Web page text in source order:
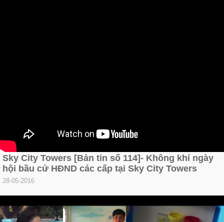
Sky City Towers [Bản tin số 114]- Không khí ngày
hội bầu cử HĐND các cấp tại Sky City Towers
28-05-2016